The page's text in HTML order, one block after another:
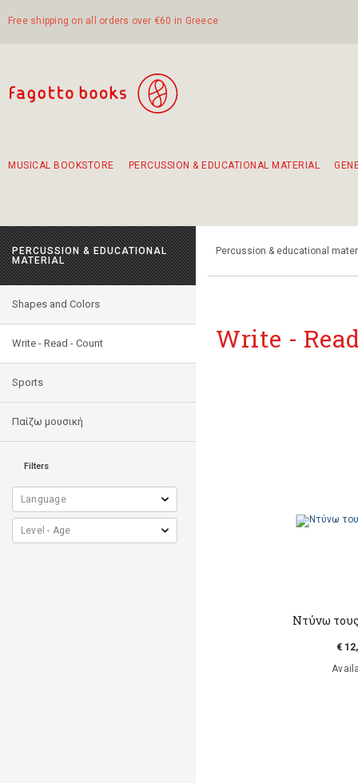
Free shipping on all orders over €60 in Greece
MUSICAL BOOKSTORE PERCUSSION & EDUCATIONAL MATERIAL
PERCUSSION & EDUCATIONAL
MATERIAL
Shapes and Colors
Write - Read - Count
Sports
Παίζω μουσική
Filters
Percussion & educational
Write -
Ντύνω
€